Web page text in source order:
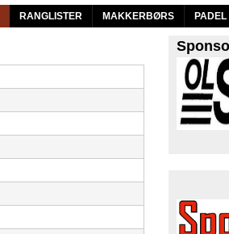
RANGLISTER MAKKERBØRS